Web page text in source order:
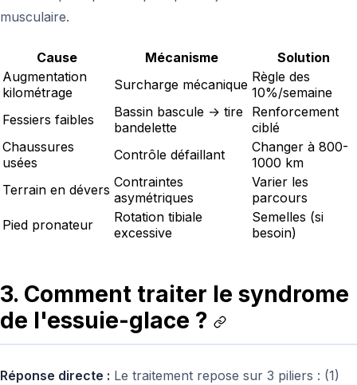
musculaire.
Cause Mécanisme
Solution
Augmentation
kilométrage
Surcharge mécanique Règle des
10%/semaine
Fessiers faibles
Bassin bascule → tire
bandelette
Renforcement
ciblé
Chaussures
usées
Contrôle défaillant
Changer à 800-
1000 km
Terrain en dévers Contraintes
asymétriques
Varier les
parcours
Pied pronateur
Rotation tibiale
excessive
Semelles (si
besoin)
3. Comment traiter le syndrome
de l'essuie-glace ?
Réponse directe : Le traitement repose sur 3 piliers : (1)